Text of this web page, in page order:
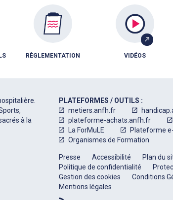
RÈGLEMENTATION VIDÉOS
à la
PLATEFORMES / OUTILS :
metiers.anfh.fr
plateforme-achats.anfh.fr
La ForMuLE
Plateforme
Organismes de Formation
Presse Accessibilité Plan du
Politique de confidentialité
Gestion des cookies
Conditions
Mentions légales